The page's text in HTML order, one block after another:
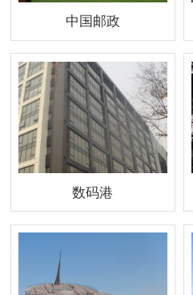
中国邮政
数码港